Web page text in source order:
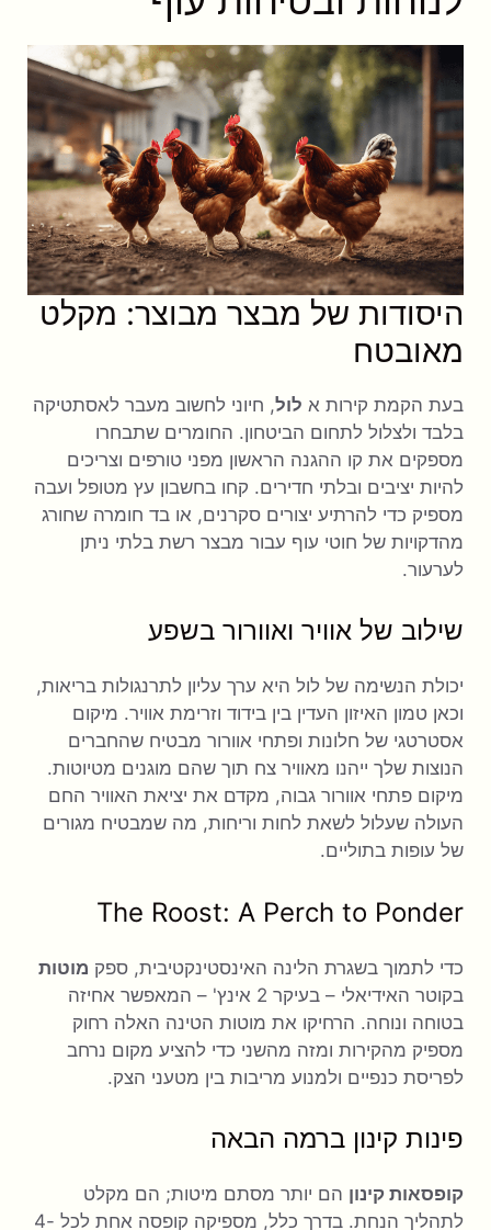
היסודות של מבצר מבוצר: מקלט
מאובטח
בעת הקמת קירות א לול, חיוני לחשוב מעבר לאסתטיקה
בלבד ולצלול לתחום הביטחון. החומרים שתבחרו
מספקים את קו ההגנה הראשון מפני טורפים וצריכים
להיות יציבים ובלתי חדירים. קחו בחשבון עץ מטופל ועבה
מספיק כדי להרתיע יצורים סקרנים, או בד חומרה שחורג
מהדקויות של חוטי עוף עבור מבצר רשת בלתי ניתן
לערעור.
שילוב של אוויר ואוורור בשפע
יכולת הנשימה של לול היא ערך עליון לתרנגולות בריאות,
וכאן טמון האיזון העדין בין בידוד וזרימת אוויר. מיקום
אסטרטגי של חלונות ופתחי אוורור מבטיח שהחברים
הנוצות שלך ייהנו מאוויר צח תוך שהם מוגנים מטיוטות.
מיקום פתחי אוורור גבוה, מקדם את יציאת האוויר החם
העולה שעלול לשאת לחות וריחות, מה שמבטיח מגורים
של עופות בתוליים.
The Roost: A Perch to Ponder
כדי לתמוך בשגרת הלינה האינסטינקטיבית, ספק מוטות
בקוטר האידיאלי – בעיקר 2 אינץ' – המאפשר אחיזה
בטוחה ונוחה. הרחיקו את מוטות הטינה האלה רחוק
מספיק מהקירות ומזה מהשני כדי להציע מקום נרחב
לפריסת כנפיים ולמנוע מריבות בין מטעני הצק.
פינות קינון ברמה הבאה
קופסאות קינון הם יותר מסתם מיטות; הם מקלט
לתהליך הנחת. בדרך כלל, מספיקה קופסה אחת לכל 4-